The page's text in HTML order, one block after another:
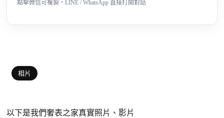
點擊微信可複製，LINE / WhatsApp 直接打開對話
相片
以下是我們奢表之家真實照片、影片